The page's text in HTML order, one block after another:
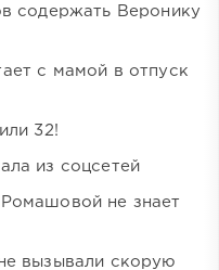
содержать Веронику
с мамой в отпуск
32!
из соцсетей
не знает
вызывали скорую